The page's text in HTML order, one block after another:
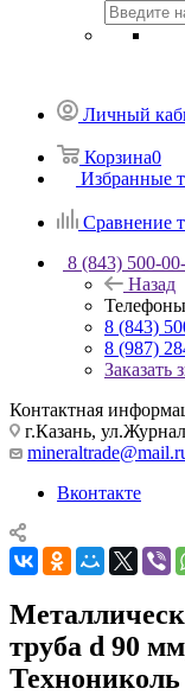
Личный
Корзина0
Избранные
Сравнение
8 (843) 500-
Назад
Телефоны
8 (843)
8 (987)
Заказать
Контактная
г.Казань,
Вконтакте
труба d 90
Технониколь